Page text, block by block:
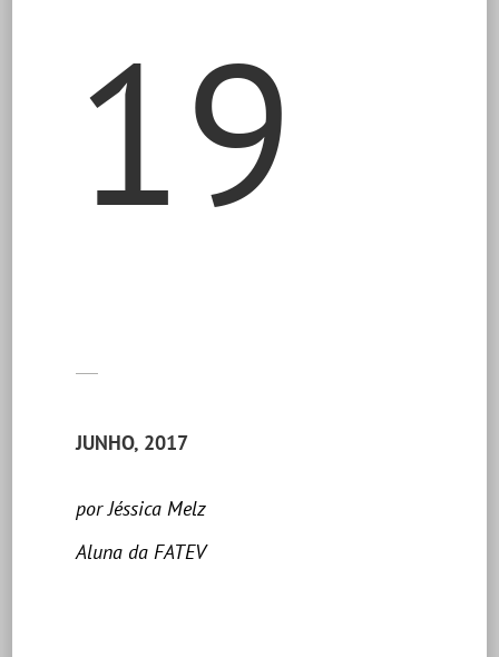
19
JUNHO, 2017
por Jéssica Melz
Aluna da FATEV